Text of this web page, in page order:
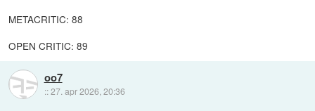
METACRITIC: 88
OPEN CRITIC: 89
oo7
::27. apr 2026, 20:36